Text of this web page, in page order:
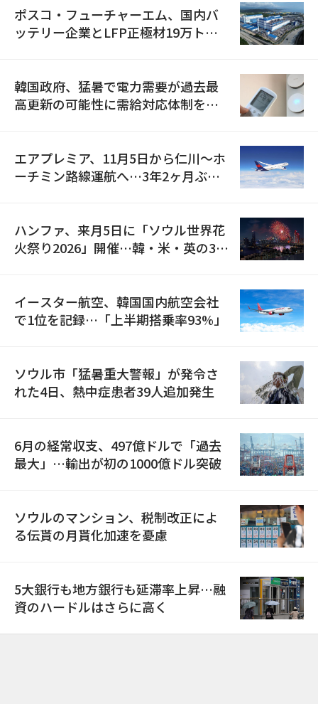
ポスコ・フューチャーエム、国内バ
ッテリー企業とLFP正極材19万トン
韓国政府、猛暑で電力需要が過去最
高更新の可能性に需給対応体制を点
エアプレミア、11月5日から仁川〜ホ
ーチミン路線運航へ…3年2ヶ月ぶり
ハンファ、来月5日に「ソウル世界花
火祭り2026」開催…韓・米・英の3カ
イースター航空、韓国国内航空会社
で1位を記録…「上半期搭乗率93%」
ソウル市「猛暑重大警報」が発令さ
れた4日、熱中症患者39人追加発生
6月の経常収支、497億ドルで「過去
最大」…輸出が初の1000億ドル突破
ソウルのマンション、税制改正によ
る伝貰の月貰化加速を憂慮
5大銀行も地方銀行も延滞率上昇…融
資のハードルはさらに高く